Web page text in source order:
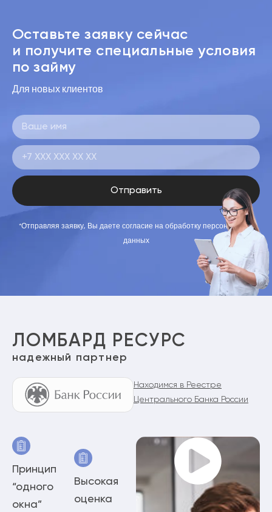
Оставьте заявку сейчас
и получите специальные условия
по займу
Для новых клиентов
Отправить
*Отправляя заявку, Вы даете согласие на обработку персональных
данных
ЛОМБАРД РЕСУРС
надежный партнер
Находимся в Реестре
Центрального Банка России
Принцип
“одного
окна”
Высокая
оценка